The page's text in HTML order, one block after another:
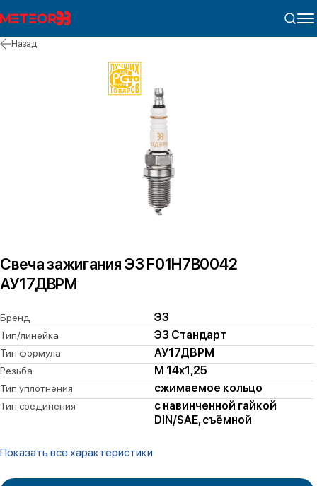
Назад
Свеча зажигания ЭЗ F01H7B0042
АУ17ДВРМ
Бренд ЭЗ
Тип/линейка ЭЗ Стандарт
Тип формула АУ17ДВРМ
Резьба M 14x1,25
Тип уплотнения сжимаемое кольцо
Тип соединения
с навинченной гайкой
DIN/SAE, съёмной
Показать все характеристики